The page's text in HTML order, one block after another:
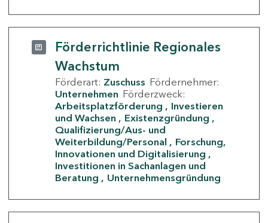
Förderrichtlinie Regionales
Wachstum
Förderart: Zuschuss Fördernehmer:
Unternehmen Förderzweck:
Arbeitsplatzförderung
Investieren
und Wachsen
Existenzgründung
Qualifizierung/Aus- und
Weiterbildung/Personal
Forschung,
Innovationen und Digitalisierung
Investitionen in Sachanlagen und
Beratung
Unternehmensgründung